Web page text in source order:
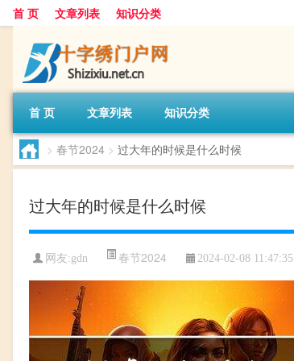
首 页 文章列表 知识分类
首 页 文章列表 知识分类
> 春节2024 > 过大年的时候是什么时候
过大年的时候是什么时候
网友:gdn 春节2024 2024-02-08 11:47:35